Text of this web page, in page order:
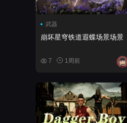
武器
崩坏星穹铁道遐蝶场景场景
7 1周前